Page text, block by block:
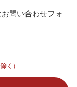
問い合わせフォ
く）